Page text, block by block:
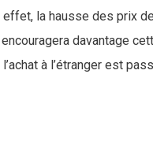
effet, la hausse des prix
davantage
à l’étranger est